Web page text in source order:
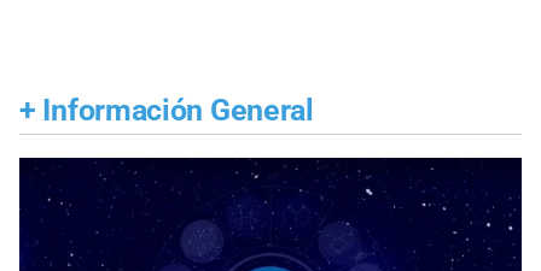
+ Información General